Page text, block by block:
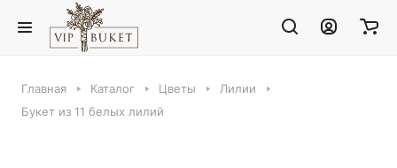
Главная Каталог Цветы
Лилии
Букет из 11 белых лилий